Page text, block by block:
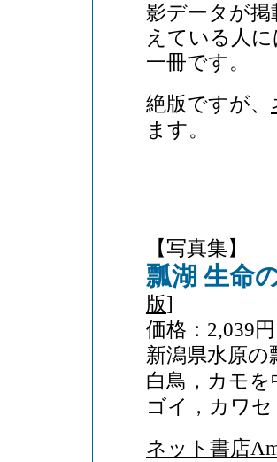
影データが
えている人
一冊です。
絶版ですが、
ます。
【写真集】
瓢湖 生命
版]
価格：2,039円
新潟県水原
白鳥，カモ
ゴイ，カワ
ネット書店